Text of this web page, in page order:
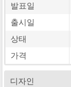
발표일
출시일
상태
가격
디자인